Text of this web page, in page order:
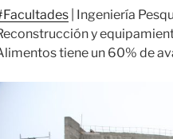
| Ingeniería
y
tiene un 60% de